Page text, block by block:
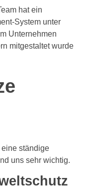
hat ein
System unter
Unternehmen
mitgestaltet wurde
ständige
uns sehr wichtig.